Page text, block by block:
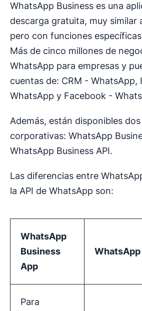
WhatsApp Business es una
descarga gratuita, muy similar
pero con funciones
Más de cinco millones de
WhatsApp para empresas y
cuentas de: CRM - WhatsApp,
WhatsApp y Facebook -
Además, están disponibles
corporativas: WhatsApp
WhatsApp Business API.
Las diferencias entre
la API de WhatsApp son:
WhatsApp
Business
App
WhatsApp
Para